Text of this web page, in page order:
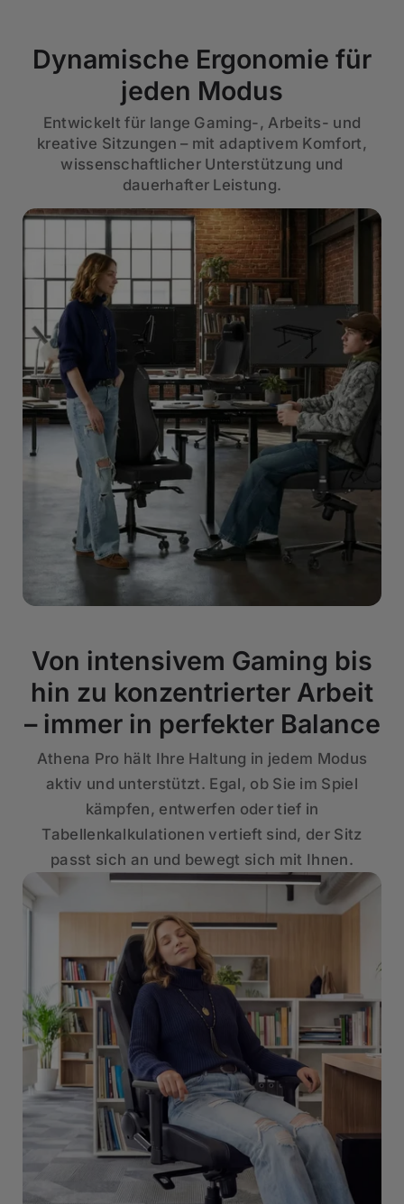
Dynamische Ergonomie für
jeden Modus
Entwickelt für lange Gaming-, Arbeits- und
kreative Sitzungen – mit adaptivem Komfort,
wissenschaftlicher Unterstützung und
dauerhafter Leistung.
Von intensivem Gaming bis
hin zu konzentrierter Arbeit
– immer in perfekter Balance
Athena Pro hält Ihre Haltung in jedem Modus
aktiv und unterstützt. Egal, ob Sie im Spiel
kämpfen, entwerfen oder tief in
Tabellenkalkulationen vertieft sind, der Sitz
passt sich an und bewegt sich mit Ihnen.